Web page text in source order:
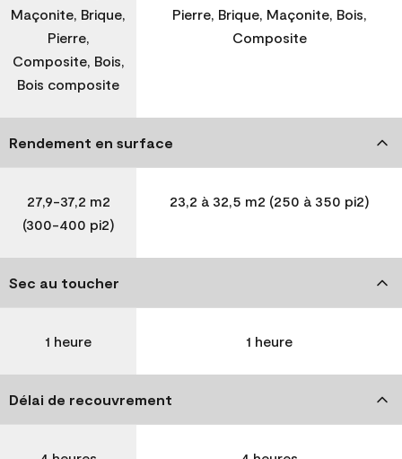
Maçonite, Brique,
Pierre,
Composite, Bois,
Bois composite
Pierre, Brique, Maçonite, Bois,
Composite
Rendement en surface
27,9-37,2 m2
(300-400 pi2)
23,2 à 32,5 m2 (250 à 350 pi2)
Sec au toucher
1 heure 1 heure
Délai de recouvrement